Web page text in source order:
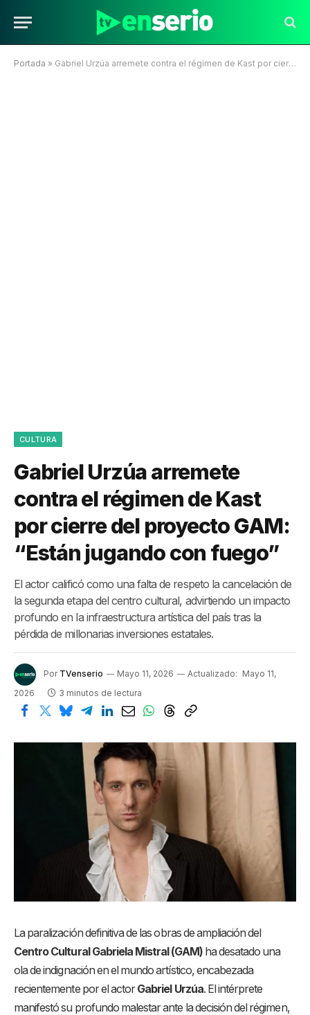
Portada » Gabriel Urzúa arremete contra el régimen de Kast por cierre del proyecto GAM: “Están jugando con fuego”
CULTURA
Gabriel Urzúa arremete
contra el régimen de Kast
por cierre del proyecto GAM:
“Están jugando con fuego”
El actor calificó como una falta de respeto la cancelación de
la segunda etapa del centro cultural, advirtiendo un impacto
profundo en la infraestructura artística del país tras la
pérdida de millonarias inversiones estatales.
Por TVenserio Mayo 11, 2026 Actualizado: Mayo 11,
2026
3 minutos de lectura
La paralización definitiva de las obras de ampliación del
Centro Cultural Gabriela Mistral (GAM)ha desatado una
ola de indignación en el mundo artístico, encabezada
recientemente por el actorGabriel Urzúa. El intérprete
manifestó su profundo malestar ante la decisión del régimen,